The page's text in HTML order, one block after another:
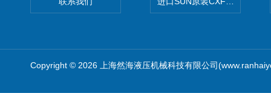
Copyright © 2026 上海然海液压机械科技有限公司